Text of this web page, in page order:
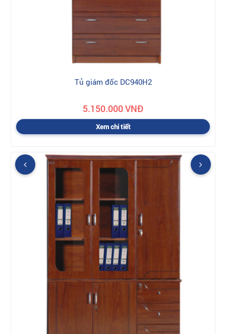
Tủ giám đốc DC940H2
5.150.000 VNĐ
Xem chi tiết